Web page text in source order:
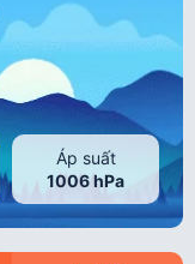
Áp suất
1006 hPa